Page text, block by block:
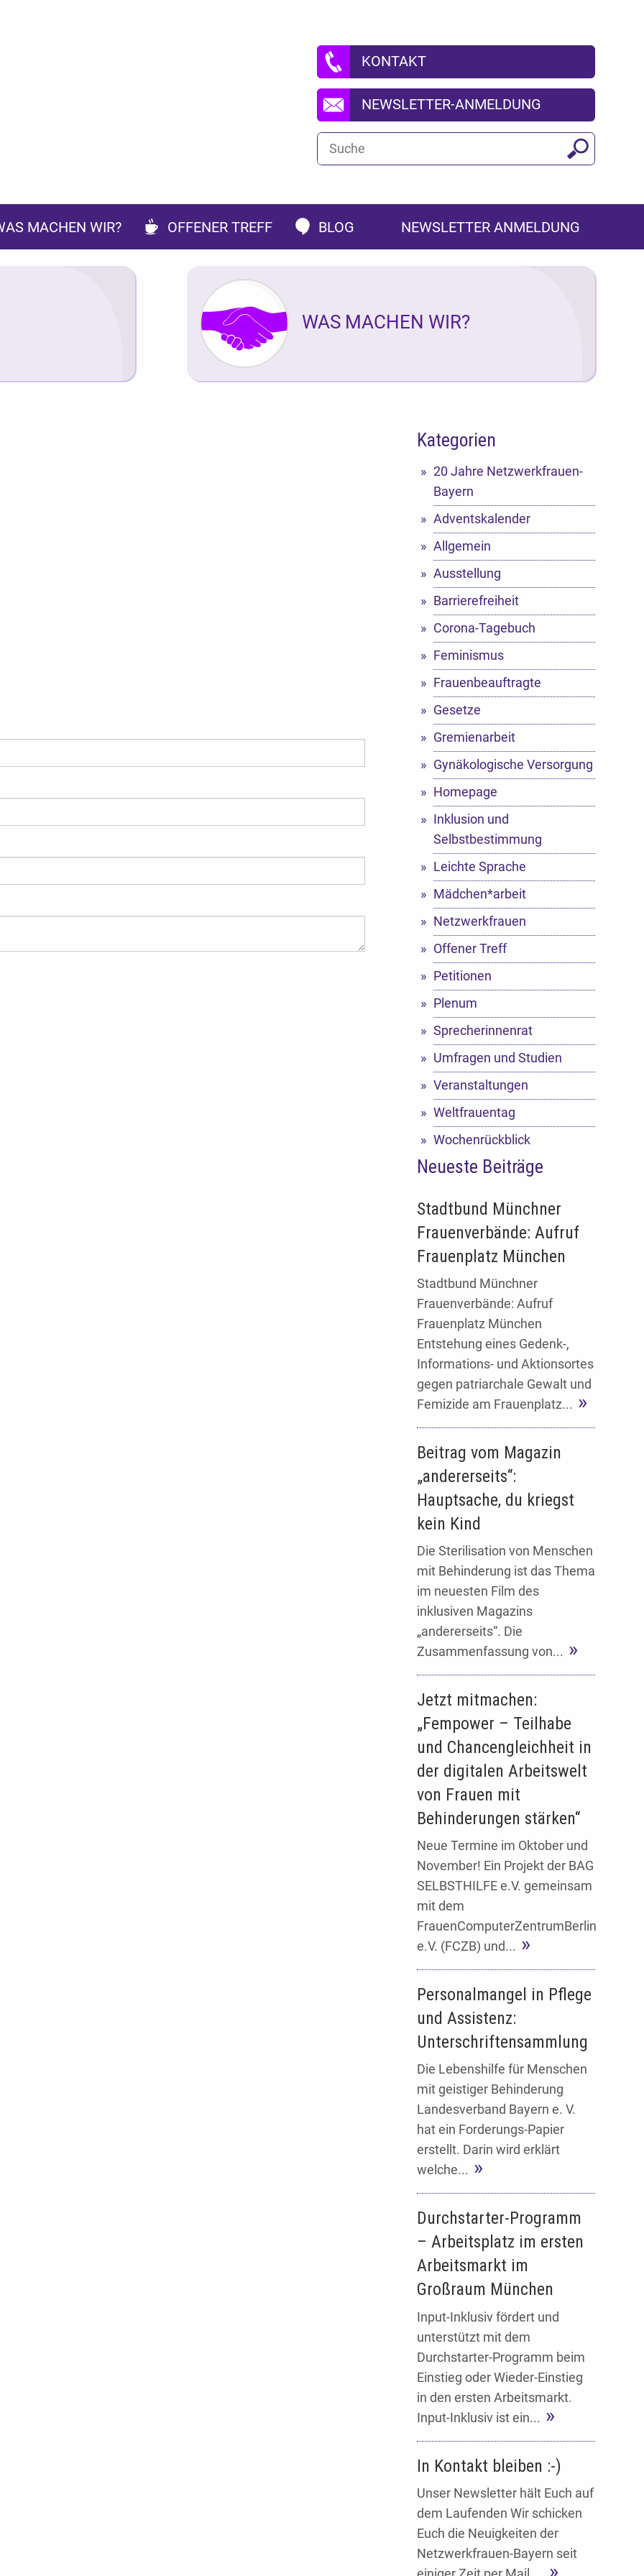
KONTAKT
NEWSLETTER-ANMELDUNG
Suchbegriff
Suchen
MACHEN WIR? OFFENER TREFF BLOG NEWSLETTER ANMELDUNG
WAS MACHEN WIR?
Kategorien
20 Jahre Netzwerkfrauen-
Bayern
Adventskalender
Allgemein
Ausstellung
Barrierefreiheit
Corona-Tagebuch
Feminismus
Frauenbeauftragte
Gesetze
Gremienarbeit
Gynäkologische Versorgung
Homepage
Inklusion und
Selbstbestimmung
Leichte Sprache
Mädchen*arbeit
Netzwerkfrauen
Offener Treff
Petitionen
Plenum
Sprecherinnenrat
Umfragen und Studien
Veranstaltungen
Weltfrauentag
Wochenrückblick
Neueste Beiträge
Stadtbund Münchner
Frauenverbände: Aufruf
Frauenplatz München
Stadtbund Münchner
Frauenverbände: Aufruf
Frauenplatz München
Entstehung eines Gedenk-,
Informations- und Aktionsortes
gegen patriarchale Gewalt und
Femizide am Frauenplatz...
Beitrag vom Magazin
„andererseits“:
Hauptsache, du kriegst
kein Kind
Die Sterilisation von Menschen
mit Behinderung ist das Thema
im neuesten Film des
inklusiven Magazins
„andererseits“. Die
Zusammenfassung von...
Jetzt mitmachen:
„Fempower – Teilhabe
und Chancengleichheit in
der digitalen Arbeitswelt
von Frauen mit
Behinderungen stärken“
Neue Termine im Oktober und
November! Ein Projekt der BAG
SELBSTHILFE e.V. gemeinsam
mit dem
FrauenComputerZentrumBerlin
e.V. (FCZB) und...
Personalmangel in Pflege
und Assistenz:
Unterschriftensammlung
Die Lebenshilfe für Menschen
mit geistiger Behinderung
Landesverband Bayern e. V.
hat ein Forderungs-Papier
erstellt. Darin wird erklärt
welche...
Durchstarter-Programm
– Arbeitsplatz im ersten
Arbeitsmarkt im
Großraum München
Input-Inklusiv fördert und
unterstützt mit dem
Durchstarter-Programm beim
Einstieg oder Wieder-Einstieg
in den ersten Arbeitsmarkt.
Input-Inklusiv ist ein...
In Kontakt bleiben :-)
Unser Newsletter hält Euch auf
dem Laufenden Wir schicken
Euch die Neuigkeiten der
Netzwerkfrauen-Bayern seit